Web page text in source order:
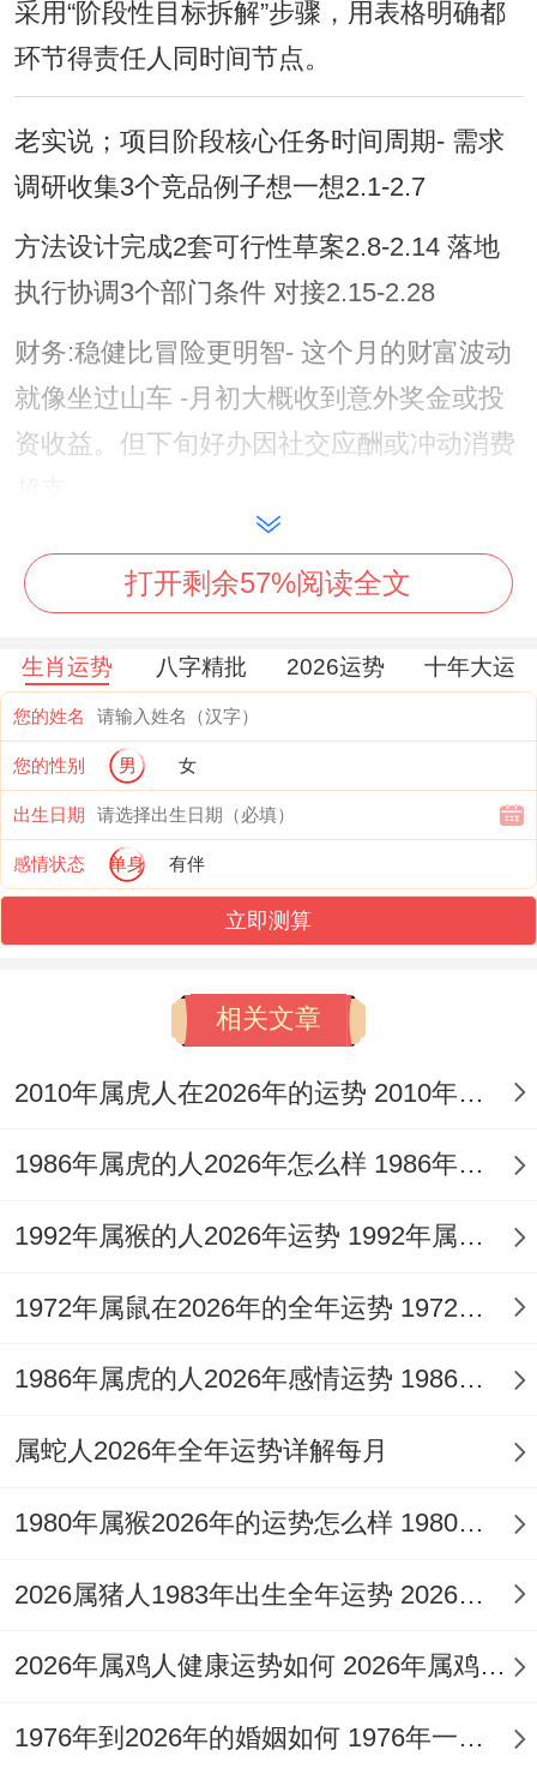
采用“阶段性目标拆解”步骤，用表格明确都
环节得责任人同时间节点。
老实说；项目阶段核心任务时间周期- 需求
调研收集3个竞品例子想一想2.1-2.7
方法设计完成2套可行性草案2.8-2.14 落地
执行协调3个部门条件 对接2.15-2.28
财务:稳健比冒险更明智- 这个月的财富波动
就像坐过山车 -月初大概收到意外奖金或投
资收益。但下旬好办因社交应酬或冲动消费
建议将收入分为三个账户管理：60%固定储
蓄、30%日常开支、10%风险投资.属鸡人的
可参考年化收益率5%.
得警惕的是2月18日前后水星逆行可能关系
到电子支付安全。补充一点,首要转账建议采
用双重验证！避免在公共网络操作银行账
若想提升正财运势~可在办公桌东南方位摆
放绿色植物，如发财树或黄金葛。
情感：迷雾中的关系定位，单身者这个月好
右通过行业交流会结识条件匹配的对象;但双
方都在观察试探阶段.
具体来说组队参加密室逃脱或手工体验课、
既能表现细致体贴的一面,又不会显得过于刻
绪波动！处女座习性用理性调查感情问题 但
剔.建议你尝试“情绪温度计”沟通法：每天用
1-10分描述彼此的感受状态；找到得优先改
打开剩余57%阅读全文
生肖运势 八字精批 2026运势 十年大运
您的姓名
您的性别 男 女
出生日期
感情状态 单身 有伴
立即测算
相关文章
2010年属虎人在2026年的运势 2010年属虎人2026
1986年属虎的人2026年怎么样 1986年属虎的5位吉利数字
1992年属猴的人2026年运势 1992年属猴人2026年运势及运程
1972年属鼠在2026年的全年运势 1972年属鼠在52岁后的运气
1986年属虎的人2026年感情运势 1986年属虎的人这一生婚姻怎么样
属蛇人2026年全年运势详解每月
1980年属猴2026年的运势怎么样 1980年属猴人2月份运程
2026属猪人1983年出生全年运势 2026属猪人的全年运势
2026年属鸡人健康运势如何 2026年属鸡人的全年运势如何
1976年到2026年的婚姻如何 1976年一生婚姻状况